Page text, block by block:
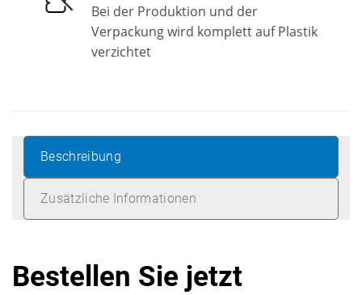
Bei der Produktion und der
Verpackung wird komplett auf Plastik
verzichtet
Beschreibung
Zusätzliche Informationen
Bestellen Sie jetzt